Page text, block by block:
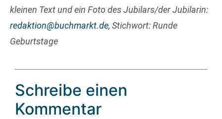
kleinen Text und ein Foto des Jubilars/der Jubilarin:
redaktion@buchmarkt.de, Stichwort: Runde
Geburtstage
Schreibe einen
Kommentar